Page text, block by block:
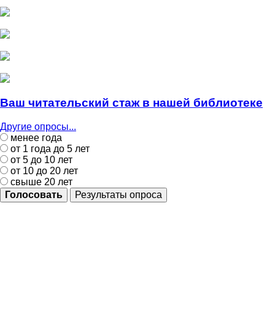
Ваш читательский стаж в нашей библиотеке
Другие опросы...
менее года
от 1 года до 5 лет
от 5 до 10 лет
от 10 до 20 лет
свыше 20 лет
Голосовать
Результаты опроса